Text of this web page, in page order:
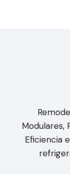
Modulares,
Eficiencia